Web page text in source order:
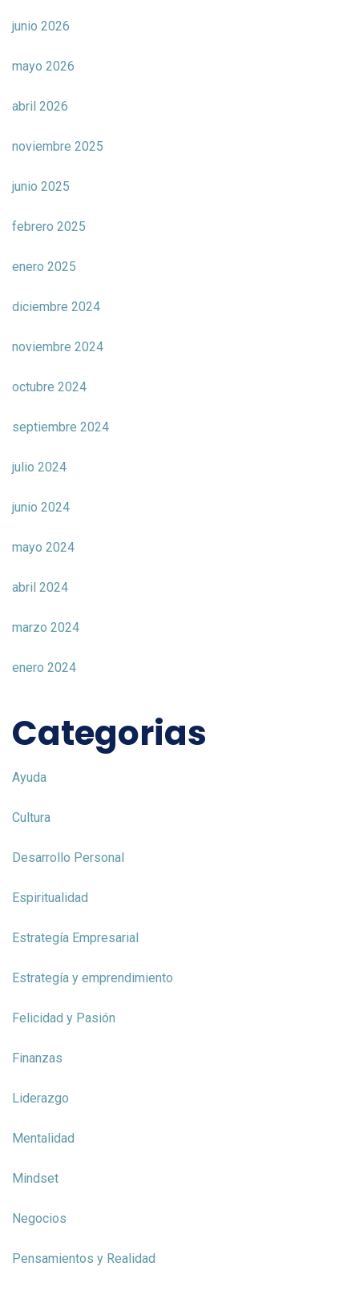
junio 2026
mayo 2026
abril 2026
noviembre 2025
junio 2025
febrero 2025
enero 2025
diciembre 2024
noviembre 2024
octubre 2024
septiembre 2024
julio 2024
junio 2024
mayo 2024
abril 2024
marzo 2024
enero 2024
Categorias
Ayuda
Cultura
Desarrollo Personal
Espiritualidad
Estrategía Empresarial
Estrategía y emprendimiento
Felicidad y Pasión
Finanzas
Liderazgo
Mentalidad
Mindset
Negocios
Pensamientos y Realidad